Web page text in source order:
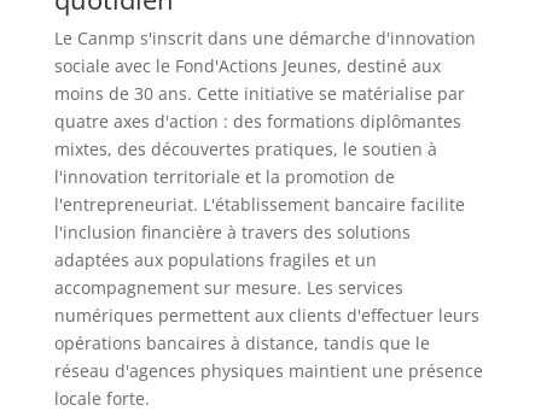
Le Canmp s'inscrit dans une démarche d'innovation
sociale avec le Fond'Actions Jeunes, destiné aux
moins de 30 ans. Cette initiative se matérialise par
quatre axes d'action : des formations diplômantes
mixtes, des découvertes pratiques, le soutien à
l'innovation territoriale et la promotion de
l'entrepreneuriat. L'établissement bancaire facilite
l'inclusion financière à travers des solutions
adaptées aux populations fragiles et un
accompagnement sur mesure. Les services
numériques permettent aux clients d'effectuer leurs
opérations bancaires à distance, tandis que le
réseau d'agences physiques maintient une présence
locale forte.